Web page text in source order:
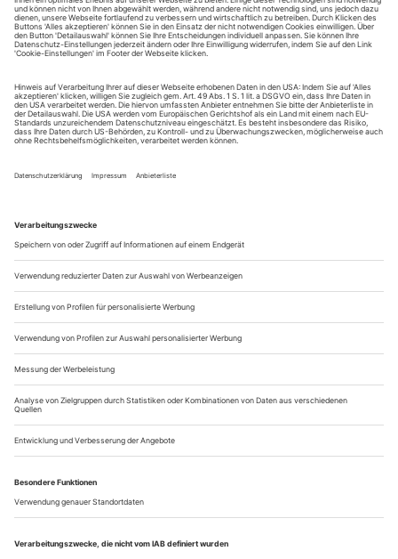
Transformationen ins Offene
Neue Stücke in Braunschweig, München und Bonn: Caren Jeß
Brown trug Lockenwickler», und Fritz Kater verschränkt Geschichte
und Geschichten
Grundsätzlich hat Caren Jeß nichts gegen Richard Wagner
und seinen «Ring des Nibelungen», im Gegenteil: «Sex, Blut
Ausdeuten männlichen Bayreuther Regietitanen oder
Gegenwartsdramatiker-Kollegen wie Necati Öziri, Thomas
Köck oder Ferdinand Schmalz...
Das Runde und das Eckige
Anne Lenk, Christine Wahl, Matthias Pees und Wolfgang Höbel im
Gespräch über Kritik, ihr Verhältnis zu Kunst und Publikum,
Metropolen und Provinz, literarische Ansprüche, über Maßstäbe,
künstlerische Exzellenz und den Fall Marco Goecke
Theater heuteHerzlich willkommen zur Gesprächsrunde
Theaterkritik! Zum Auftakt gleich ein Zitat der Schweizer
Kuratorin Bice Curiger, die gerade in der «Neuen Züricher
Zeitung» vom 21. März Folgendes geschrieben hat: «Theater-,
Kunst-, Literaturkritik – existieren sie überhaupt noch? Ist es
nicht so, dass ihre Tage gezählt sind? Zumindest in unserem